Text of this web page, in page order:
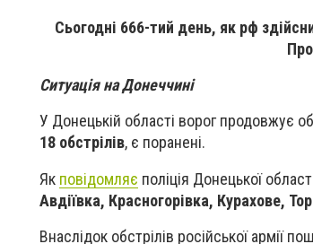
Сьогодні 666-тий день, як рф
Ситуація на Донеччині
У Донецькій області ворог продовжує
18 обстрілів, є поранені.
Як повідомляє поліція Донецької
Авдіївка, Красногорівка, Курахове,
Внаслідок обстрілів російської армії